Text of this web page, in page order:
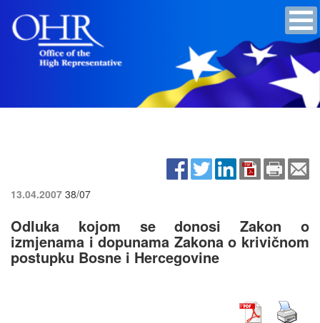
13.04.2007 38/07
Odluka kojom se donosi Zakon o
izmjenama i dopunama Zakona o krivičnom
postupku Bosne i Hercegovine